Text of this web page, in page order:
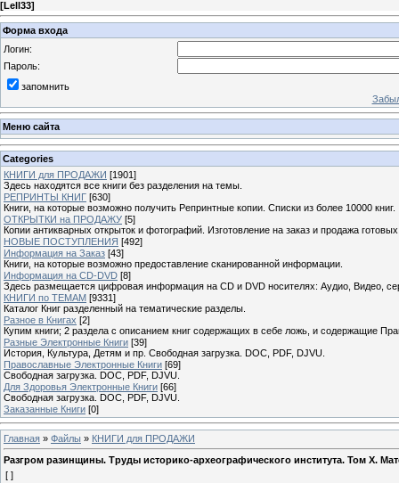
[Lell33]
Форма входа
Логин:
Пароль:
запомнить
Меню сайта
Categories
КНИГИ для ПРОДАЖИ [1901]
Здесь находятся все книги без разделения на темы.
РЕПРИНТЫ КНИГ [630]
Книги, на которые возможно получить Репринтные копии. Списки из более 10000 книг.
ОТКРЫТКИ на ПРОДАЖУ [5]
Копии антикварных открыток и фотографий. Изготовление на заказ и продажа
НОВЫЕ ПОСТУПЛЕНИЯ [492]
Информация на Заказ [43]
Книги, на которые возможно предоставление сканированной информации.
Информация на CD-DVD [8]
Здесь размещается цифровая информация на CD и DVD носителях: Аудио, Видео,
КНИГИ по ТЕМАМ [9331]
Каталог Книг разделенный на тематические разделы.
Разное в Книгах [2]
Купим книги; 2 раздела с описанием книг содержащих в себе ложь, и содержащие
Разные Электронные Книги [39]
История, Культура, Детям и пр. Свободная загрузка. DOC, PDF, DJVU.
Православные Электронные Книги [69]
Свободная загрузка. DOC, PDF, DJVU.
Для Здоровья Электронные Книги [66]
Свободная загрузка. DOC, PDF, DJVU.
Заказанные Книги [0]
Главная » Файлы » КНИГИ для ПРОДАЖИ
Разгром разинщины. Труды историко-археографического института. Том Х.
[ ]